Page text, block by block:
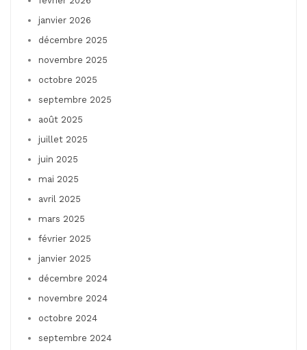
janvier 2026
décembre 2025
novembre 2025
octobre 2025
septembre 2025
août 2025
juillet 2025
juin 2025
mai 2025
avril 2025
mars 2025
février 2025
janvier 2025
décembre 2024
novembre 2024
octobre 2024
septembre 2024